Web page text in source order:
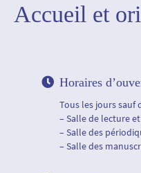
Accueil et
Horaires
Tous les jours sauf
– Salle de lecture
– Salle des
– Salle des